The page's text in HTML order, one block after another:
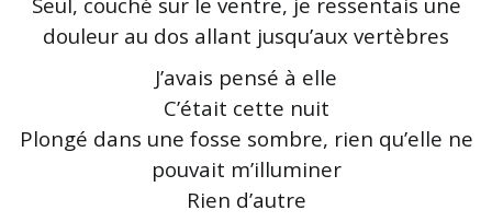
douleur au dos allant jusqu’aux vertèbres
J’avais pensé à elle
C’était cette nuit
Plongé dans une fosse sombre, rien qu’elle ne
pouvait m’illuminer
Rien d’autre